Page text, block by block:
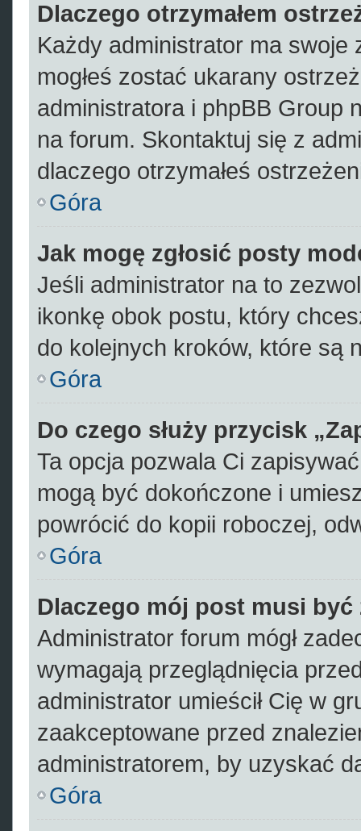
Dlaczego otrzymałem
Każdy administrator ma swoje
mogłeś zostać ukarany
administratora i phpBB Group
na forum. Skontaktuj się z
dlaczego otrzymałeś
Góra
Jak mogę zgłosić posty
Jeśli administrator na to
ikonkę obok postu, który
do kolejnych kroków, które są
Góra
Do czego służy przycisk
Ta opcja pozwala Ci
mogą być dokończone i
powrócić do kopii roboczej,
Góra
Dlaczego mój post musi
Administrator forum mógł
wymagają przeglądnięcia
administrator umieścił Cię w
zaakceptowane przed
administratorem, by uzyskać
Góra